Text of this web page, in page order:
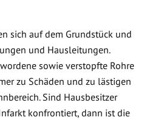
sich auf dem Grundstück und
und Hausleitungen.
sowie verstopfte Rohre
zu Schäden und zu lästigen
Sind Hausbesitzer
konfrontiert, dann ist die